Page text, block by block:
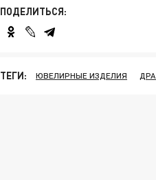
ПОДЕЛИТЬСЯ:
ТЕГИ: ЮВЕЛИРНЫЕ ИЗДЕЛИЯ